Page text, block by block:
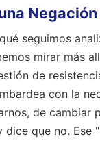
seguimos
mirar más
de
con la
de cambiar
dice que no. Ese